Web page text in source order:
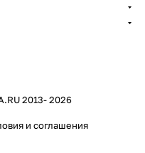
2013- 2026
и соглашения